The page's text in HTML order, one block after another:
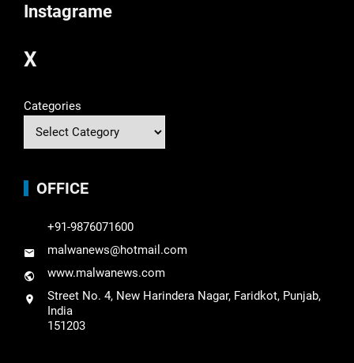
Instagrame
X
Categories
OFFICE
+91-9876071600
malwanews@hotmail.com
www.malwanews.com
Street No. 4, New Harindera Nagar, Faridkot, Punjab,
India
151203